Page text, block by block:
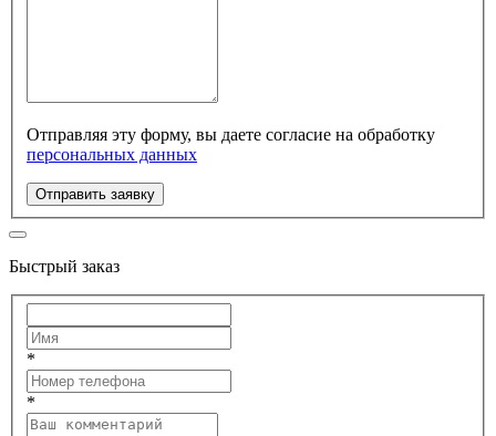
Отправляя эту форму, вы даете согласие на обработку
персональных данных
Отправить заявку
Быстрый заказ
*
*